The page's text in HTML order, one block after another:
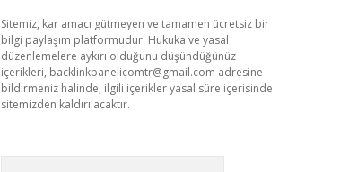
Sitemiz, kar amacı gütmeyen ve tamamen ücretsiz bir
bilgi paylaşım platformudur. Hukuka ve yasal
düzenlemelere aykırı olduğunu düşündüğünüz
içerikleri, backlinkpanelicomtr@gmail.com adresine
bildirmeniz halinde, ilgili içerikler yasal süre içerisinde
sitemizden kaldırılacaktır.